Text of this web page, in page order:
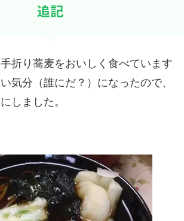
追記
折り蕎麦をおいしく食べています
気分（誰にだ？）になったので、
しました。